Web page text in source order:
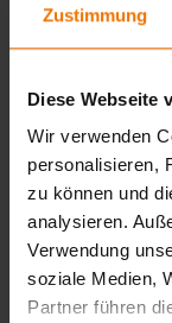
Zustimmung
Diese Webseite
Wir verwenden
personalisieren,
zu können und
analysieren.
Verwendung
soziale Medien,
Partner führen
Richtlinie
stellt diese
Die
sind dabei wie
Vorgespräch
(z. B.
Unterstützung